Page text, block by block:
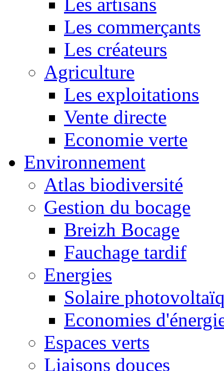
Les commerçants
Les créateurs
Agriculture
Les exploitations
Vente directe
Economie verte
Environnement
Atlas biodiversité
Gestion du bocage
Breizh Bocage
Fauchage tardif
Energies
Solaire
Economies
Espaces verts
Liaisons douces